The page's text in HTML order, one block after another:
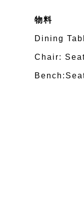
物料
Dining
Chair: